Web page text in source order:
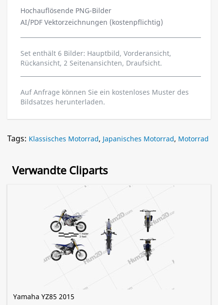
Hochauflösende PNG-Bilder
AI/PDF Vektorzeichnungen (kostenpflichtig)
Set enthält 6 Bilder: Hauptbild, Vorderansicht,
Rückansicht, 2 Seitenansichten, Draufsicht.
Auf Anfrage können Sie ein kostenloses Muster des
Bildsatzes herunterladen.
Tags: Klassisches Motorrad, Japanisches Motorrad, Motorrad
Verwandte Cliparts
Yamaha YZ85 2015